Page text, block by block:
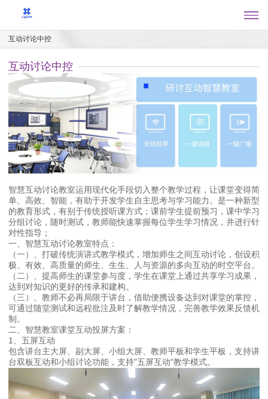
互动讨论中控
互动讨论中控
智慧互动讨论教室运用现代化手段切入整个教学过程，让课堂变得简
单、高效、智能，有助于开发学生自主思考与学习能力。是一种新型
的教育形式，有别于传统授听课方式；课前学生提前预习，课中学习
分组讨论，随时测试，教师能快速掌握每位学生学习情况，并进行针
对性指导；
一、智慧互动讨论教室特点：
（一）、打破传统演讲式教学模式，增加师生之间互动讨论，创设积
极、有效、高质量的师生、生生、人与资源的多向互动的时空平台。
（二）、提高师生的课堂参与度，学生在课堂上通过共享学习成果，
达到对知识的更好的传承和建构。
（三）、教师不必再局限于讲台，借助便携设备达到对课堂的掌控，
可通过随堂测试和远程批注及时了解教学情况，完善教学效果反馈机
制。
二、智慧教室课堂互动投屏方案：
1、五屏互动
包含讲台主大屏、副大屏、小组大屏、教师平板和学生平板，支持讲
台双板互动和小组讨论功能，支持"五屏互动"教学模式。